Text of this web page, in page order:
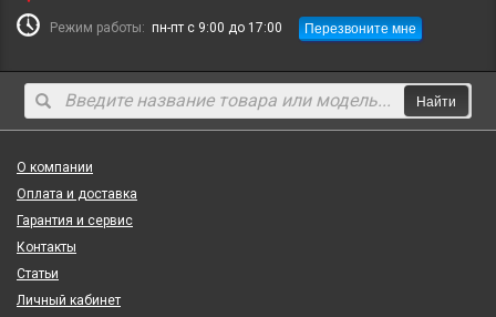
Режим работы: пн-пт с 9:00 до 17:00 Перезвоните мне
Найти
О компании
Оплата и доставка
Гарантия и сервис
Контакты
Статьи
Личный кабинет